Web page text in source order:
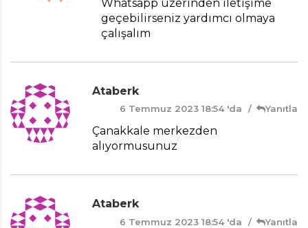
Whatsapp üzerinden iletişime
geçebilirseniz yardımcı olmaya
çalışalım
Ataberk
6 Temmuz 2023 18:54 'da Yanıtla
Çanakkale merkezden
alıyormusunuz
Ataberk
6 Temmuz 2023 18:54 'da Yanıtla